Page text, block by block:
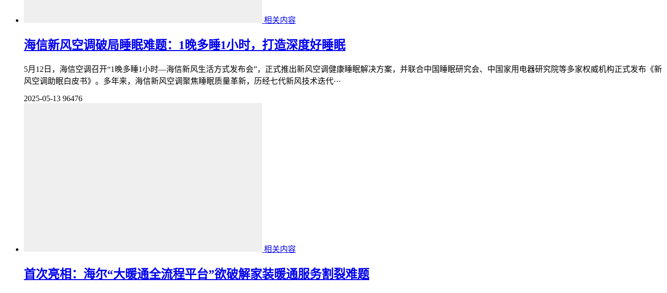
相关内容
海信新风空调破局睡眠难题：1晚多睡1小时，打造深度好睡眠
5月12日，海信空调召开“1晚多睡1小时—海信新风生活方式发布会”，正式推出新风空调健康睡眠解决方案，并联合中国睡眠研究会、中国家用电器研究院等多家权威机构正式发布《新
风空调助眠白皮书》。多年来，海信新风空调聚焦睡眠质量革新，历经七代新风技术迭代···
2025-05-13 96476
相关内容
首次亮相：海尔“大暖通全流程平台”欲破解家装暖通服务割裂难题